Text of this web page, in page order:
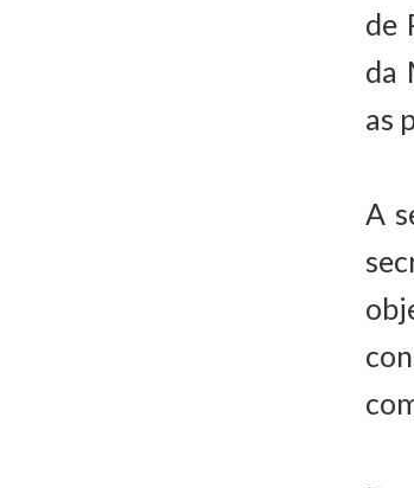
de
da
as
A